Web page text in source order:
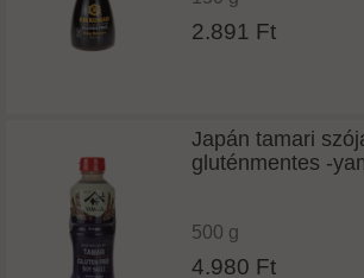
2.891 Ft
Japán tamari
gluténmentes -
500 g
4.980 Ft